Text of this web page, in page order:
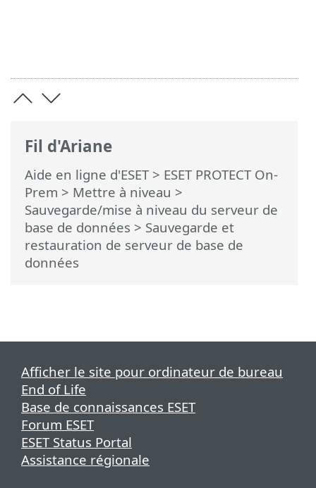
Fil d'Ariane
Aide en ligne d'ESET> ESET PROTECT On-
Prem > Mettre à niveau >
Sauvegarde/mise à niveau du serveur de
base de données > Sauvegarde et
restauration de serveur de base de
données
Afficher le site pour ordinateur de bureau
End of Life
Base de connaissances ESET
Forum ESET
ESET Status Portal
Assistance régionale